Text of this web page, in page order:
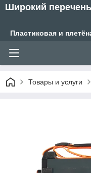
Широкий
Пластиковая и
Товары и услуги